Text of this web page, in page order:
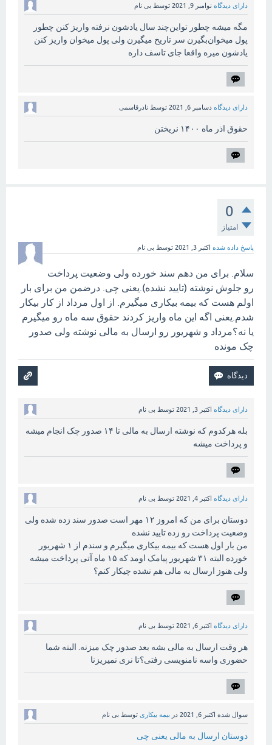
دارای دیدگاه نوامبر 9, 2021 توسط بی نام
مگه میشه چطور تو‌این‌چند سال یادشون نرفته واریز کنن چطور
پول میخوان‌بگیرن سر تاریخ میگیرن ولی پول میخوان واریز کنن
یادشون میره واقعا جای تاسف داره
دارای دیدگاه دسامبر 6, 2021 توسط نادرقاسمی
حقوق اذر ماه ۱۴۰۰ نریختن
0
امتیاز
پاسخ داده شده اکتبر 3, 2021 توسط بی نام
سلام. برای من دهم سند خورده ولی وضعیت پرداخت
رو جلوش نوشته (تایید نشده).يعنی چی. درضمن من برای بار
اولم هست که بیمه بیکاری میگیرم. از اول مرداد از کار بیکار
شدم.یعنی اگه این ماه واریز کردند حقوق سه ماه رو میگیرم
یا نه؟مرداد و شهریور رو ارسال به مالی نوشته ولی صدور
چک مونده
دارای دیدگاه اکتبر 3, 2021 توسط بی نام
بله هرکدوم که نوشته ارسال به مالی تا ۱۴ صدور چک انجام میشه
و پرداخت میشه
دارای دیدگاه اکتبر 4, 2021 توسط بی نام
دوستان برای من که امروز ۱۲ مهر است صدور سند زده شده ولی
وضعیت پرداخت رو زده تایید نشده
من بار اول هست که بیمه بیکاری میگیرم و سندم از ۱ شهریور
خورده البته ۳۱ شهریور پیامک اومد که ۱۵ ماه آتی پرداخت میشه
ولی هنوز ارسال به مالی هم نشده چیکار کنم؟
دارای دیدگاه اکتبر 6, 2021 توسط بی نام
هر وقت ارسال به مالی بشه بعد صدور چک میزنه. البته شما
حضوری واسه نامنویسی رفتی؟تا نری نمیریزنا
سوال شده اکتبر 6, 2021 در بیمه بیکاری توسط بی نام
دوستان ارسال به مالی یعنی چی